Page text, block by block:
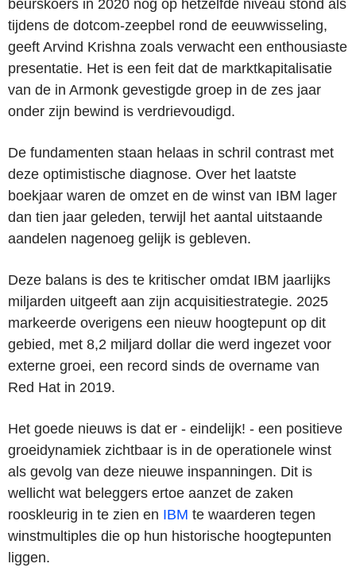
beurskoers in 2020 nog op hetzelfde niveau stond als
tijdens de dotcom-zeepbel rond de eeuwwisseling,
geeft Arvind Krishna zoals verwacht een enthousiaste
presentatie. Het is een feit dat de marktkapitalisatie
van de in Armonk gevestigde groep in de zes jaar
onder zijn bewind is verdrievoudigd.
De fundamenten staan helaas in schril contrast met
deze optimistische diagnose. Over het laatste
boekjaar waren de omzet en de winst van IBM lager
dan tien jaar geleden, terwijl het aantal uitstaande
aandelen nagenoeg gelijk is gebleven.
Deze balans is des te kritischer omdat IBM jaarlijks
miljarden uitgeeft aan zijn acquisitiestrategie. 2025
markeerde overigens een nieuw hoogtepunt op dit
gebied, met 8,2 miljard dollar die werd ingezet voor
externe groei, een record sinds de overname van
Red Hat in 2019.
Het goede nieuws is dat er - eindelijk! - een positieve
groeidynamiek zichtbaar is in de operationele winst
als gevolg van deze nieuwe inspanningen. Dit is
wellicht wat beleggers ertoe aanzet de zaken
rooskleurig in te zien en IBM te waarderen tegen
winstmultiples die op hun historische hoogtepunten
liggen.